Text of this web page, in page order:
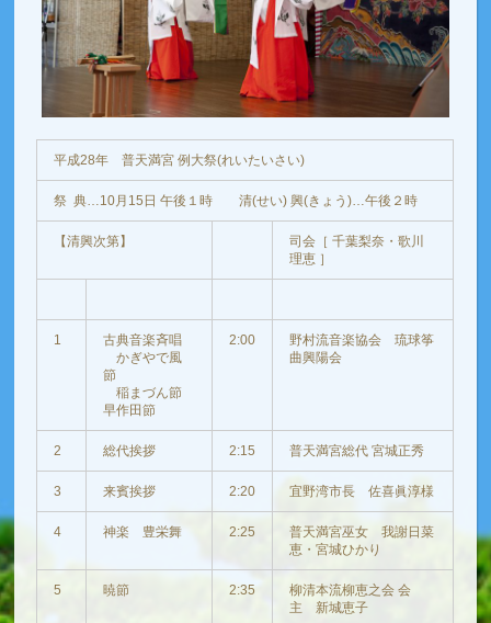
平成28年 普天満宮 例大祭(れいたいさい)
祭 典…10月15日 午後１時 清(せい) 興(きょう)…午後２時
【清興次第】
司会［ 千葉梨奈・歌川
理恵 ］
1
古典音楽斉唱
かぎやで風
節
稲まづん節
早作田節
2:00
野村流音楽協会 琉球筝
曲興陽会
2 総代挨拶 2:15 普天満宮総代 宮城正秀
3 来賓挨拶 2:20 宜野湾市長 佐喜眞淳様
4 神楽 豊栄舞 2:25
普天満宮巫女 我謝日菜
恵・宮城ひかり
5 暁節 2:35
柳清本流柳恵之会 会
主 新城恵子